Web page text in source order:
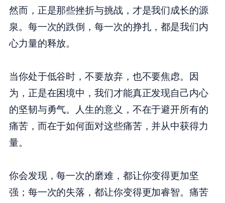
然而，正是那些挫折与挑战，才是我们成长的源
泉。每一次的跌倒，每一次的挣扎，都是我们内
心力量的释放。
当你处于低谷时，不要放弃，也不要焦虑。因
为，正是在困境中，我们才能真正发现自己内心
的坚韧与勇气。人生的意义，不在于避开所有的
痛苦，而在于如何面对这些痛苦，并从中获得力
量。
你会发现，每一次的磨难，都让你变得更加坚
强；每一次的失落，都让你变得更加睿智。痛苦